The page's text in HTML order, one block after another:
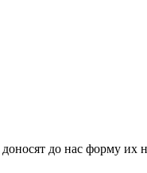
до нас форму их